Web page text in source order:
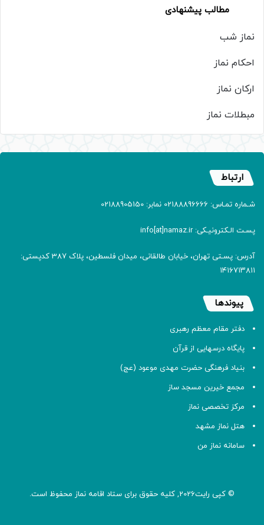
مطالب پیشنهادی
نماز شب
احکام نماز
ارکان نماز
مبطلات نماز
ارتباط
شـماره تمـاس: 02188896666 نمابر: 02188905150
پسـت الـکترونیـکی: info[at]namaz.ir
آدرس: پسـتی تهران، خیابان طالقانی، میدان فلسطین، پلاک 387 کدپستی:
۱۴۱۶۷۱۳۸۱۱
پیوندها
دفتر مقام معظم رهبری
پایگاه درسهایی از قرآن
بنیاد فرهنگی حضرت مهدی موعود (عج)
مجمع خیرین مسجد ساز
مرکز تخصصی نماز
هتل نماز مشهد
سامانه نماز من
© کپی رایت2026, کلیه حقوق برای ستاد اقامه نماز محفوظ است.